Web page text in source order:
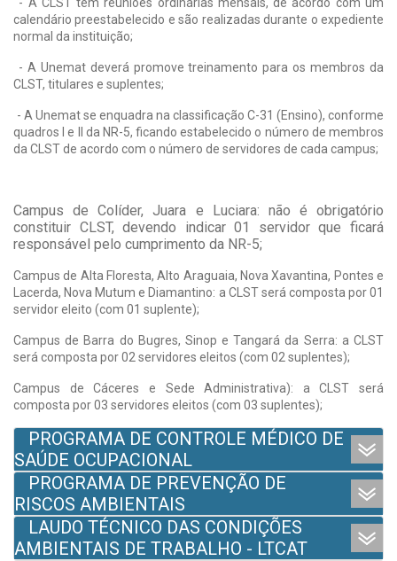
- A CLST tem reuniões ordinárias mensais, de acordo com um
calendário preestabelecido e são realizadas durante o expediente
normal da instituição;
- A Unemat deverá promove treinamento para os membros da
CLST, titulares e suplentes;
- A Unemat se enquadra na classificação C-31 (Ensino), conforme
quadros I e II da NR-5, ficando estabelecido o número de membros
da CLST de acordo com o número de servidores de cada campus;
Campus de Colíder, Juara e Luciara: não é obrigatório
constituir CLST, devendo indicar 01 servidor que ficará
responsável pelo cumprimento da NR-5;
Campus de Alta Floresta, Alto Araguaia, Nova Xavantina, Pontes e
Lacerda, Nova Mutum e Diamantino: a CLST será composta por 01
servidor eleito (com 01 suplente);
Campus de Barra do Bugres, Sinop e Tangará da Serra: a CLST
será composta por 02 servidores eleitos (com 02 suplentes);
Campus de Cáceres e Sede Administrativa): a CLST será
composta por 03 servidores eleitos (com 03 suplentes);
PROGRAMA DE CONTROLE MÉDICO DE
SAÚDE OCUPACIONAL
PROGRAMA DE PREVENÇÃO DE
RISCOS AMBIENTAIS
LAUDO TÉCNICO DAS CONDIÇÕES
AMBIENTAIS DE TRABALHO - LTCAT